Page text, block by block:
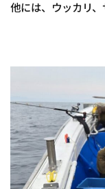
他には、ウッカリ